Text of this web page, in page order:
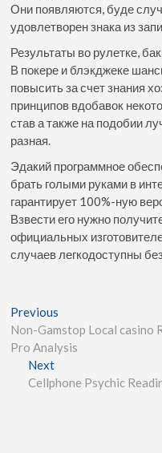
Они появляются, буде
удовлетворен знака из
Результаты во рулетке,
В покере и блэкджеке
повысить за счет знания
принципов вдобавок
став а также на подобии
разная.
Эдакий программное
брать голыми руками в
гарантирует 100%-ную
Взвести его нужно
официальных
случаев легкодоступны
Previous
Non-Gamstop Local casino
Pro Analysis
Next
Cellphone Psychic